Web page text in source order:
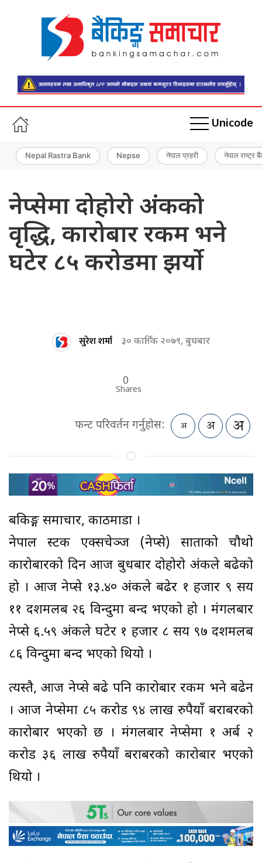
Unicode
Nepal Rastra Bank Nepse नेपाल प्रहरी नेपाल राष्ट्र
नेप्सेमा दोहोरो अंकको
वृद्धि, कारोबार रकम भने
घटेर ८५ करोडमा झर्यो
सुरेश शर्मा ३० कार्तिक २०७९, बुधबार
0
Shares
फन्ट परिवर्तन गर्नुहोस:
बैंकिङ्ग समाचार, काठमाडौं ।
नेपाल स्टक एक्सचेञ्ज (नेप्से) साताको चौथो
कारोबारको दिन आज बुधबार दोहोरो अंकले बढेको
हो । आज नेप्से १३.४० अंकले बढेर १ हजार ९ सय
११ दशमलब २६ विन्दुमा बन्द भएको हो । मंगलबार
नेप्से ६.५९ अंकले घटेर १ हजार ८ सय ९७ दशमलब
८६ विन्दुमा बन्द भएको थियो ।
त्यस्तै, आज नेप्से बढे पनि कारोबार रकम भने बढेन
। आज नेप्सेमा ८५ करोड ९४ लाख रुपैयाँ बराबरको
कारोबार भएको छ । मंगलबार नेप्सेमा १ अर्ब २
करोड ३६ लाख रुपैयाँ बराबरको कारोबार भएको
थियो ।